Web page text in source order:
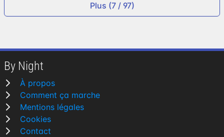
Plus (7 / 97)
By Night
À propos
Comment ça marche
Mentions légales
Cookies
Contact